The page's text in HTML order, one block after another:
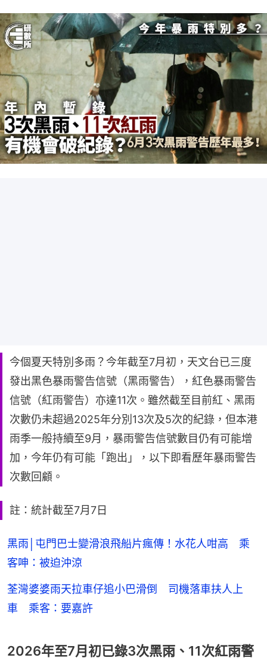
今個夏天特別多雨？今年截至7月初，天文台已三度
發出黑色暴雨警告信號（黑雨警告），紅色暴雨警告
信號（紅雨警告）亦達11次。雖然截至目前紅、黑雨
次數仍未超過2025年分別13次及5次的紀錄，但本港
雨季一般持續至9月，暴雨警告信號數目仍有可能增
加，今年仍有可能「跑出」，以下即看歷年暴雨警告
次數回顧。
註：統計截至7月7日
黑雨│屯門巴士變滑浪飛船片瘋傳！水花人咁高 乘
客呻：被迫沖涼
荃灣婆婆雨天拉車仔追小巴滑倒 司機落車扶人上
車 乘客：要嘉許
2026年至7月初已錄3次黑雨、11次紅雨警